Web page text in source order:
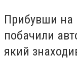
Прибувши на
побачили
який